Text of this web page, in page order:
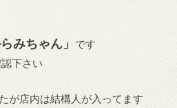
みちゃん」
です
下さい
が店内は結構人が入ってます